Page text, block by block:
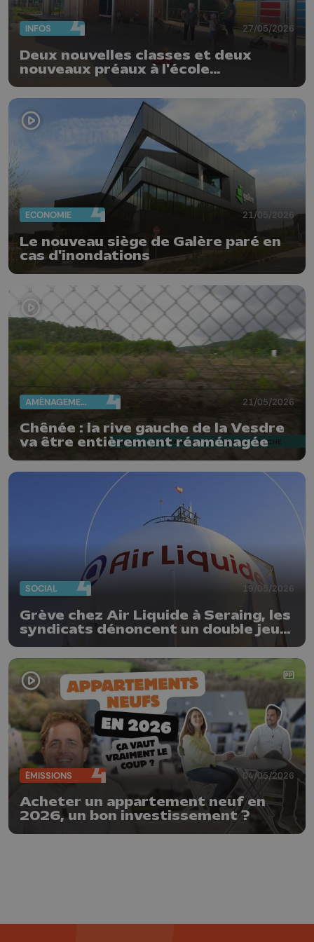
INFOS 27/05/2026
Deux nouvelles classes et deux
nouveaux préaux à l'école
communale d'Oreye
ECONOMIE 21/05/2026
Le nouveau siège de Galère paré en
cas d'inondations
AMÉNAGEMENT DU TERRITOIRE 21/05/2026
Chênée : la rive gauche de la Vesdre
va être entièrement réaménagée
SOCIAL 19/05/2026
Grève chez Air Liquide à Seraing, les
syndicats dénoncent un double jeu
de la direction : « Les travailleurs
n’apprécient pas »
ÉMISSIONS 04/05/2026
Acheter un appartement neuf en
2026, un bon investissement ?